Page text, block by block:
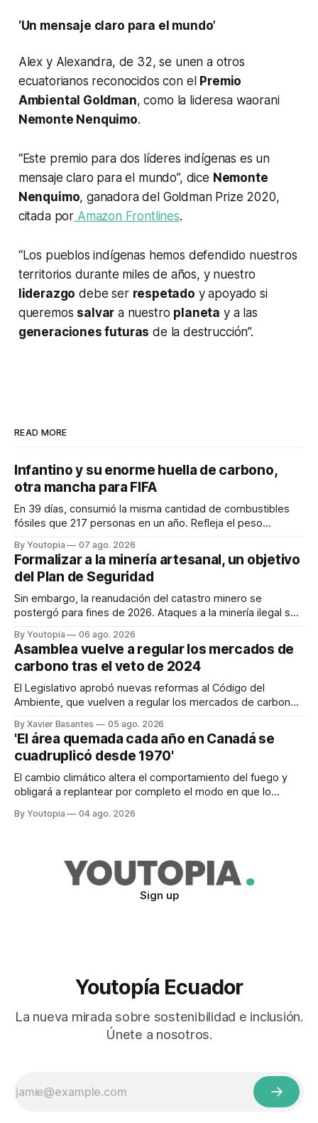
‘Un mensaje claro para el mundo’
Alex y Alexandra, de 32, se unen a otros
ecuatorianos reconocidos con el Premio
Ambiental Goldman, como la lideresa waorani
Nemonte Nenquimo.
“Este premio para dos líderes indígenas es un
mensaje claro para el mundo”, dice Nemonte
Nenquimo, ganadora del Goldman Prize 2020,
citada por Amazon Frontlines.
“Los pueblos indígenas hemos defendido nuestros
territorios durante miles de años, y nuestro
liderazgo debe ser respetado y apoyado si
queremos salvar a nuestro planeta y a las
generaciones futuras de la destrucción”.
READ MORE
Infantino y su enorme huella de carbono,
otra mancha para FIFA
En 39 días, consumió la misma cantidad de combustibles
fósiles que 217 personas en un año. Refleja el peso
By Youtopia 07 ago. 2026
Formalizar a la minería artesanal, un objetivo
del Plan de Seguridad
Sin embargo, la reanudación del catastro minero se
postergó para fines de 2026. Ataques a la minería ilegal se
By Youtopia 06 ago. 2026
Asamblea vuelve a regular los mercados de
carbono tras el veto de 2024
El Legislativo aprobó nuevas reformas al Código del
Ambiente, que vuelven a regular los mercados de carbono,
By Xavier Basantes 05 ago. 2026
'El área quemada cada año en Canadá se
cuadruplicó desde 1970'
El cambio climático altera el comportamiento del fuego y
obligará a replantear por completo el modo en que lo
By Youtopia 04 ago. 2026
Sign up
Youtopía Ecuador
La nueva mirada sobre sostenibilidad e inclusión.
Únete a nosotros.